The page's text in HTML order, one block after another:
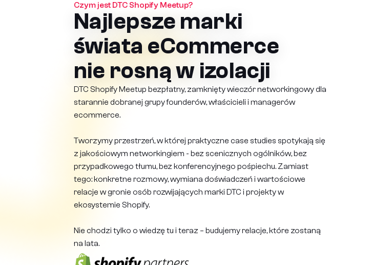
Czym jest DTC Shopify Meetup?
Najlepsze marki
świata eCommerce
nie rosną w izolacji
DTC Shopify Meetup bezpłatny, zamknięty wieczór networkingowy dla
starannie dobranej grupy founderów, właścicieli i managerów
ecommerce.
Tworzymy przestrzeń, w której praktyczne case studies spotykają się
z jakościowym networkingiem - bez scenicznych ogólników, bez
przypadkowego tłumu, bez konferencyjnego pośpiechu. Zamiast
tego: konkretne rozmowy, wymiana doświadczeń i wartościowe
relacje w gronie osób rozwijających marki DTC i projekty w
ekosystemie Shopify.
Nie chodzi tylko o wiedzę tu i teraz – budujemy relacje, które zostaną
na lata.